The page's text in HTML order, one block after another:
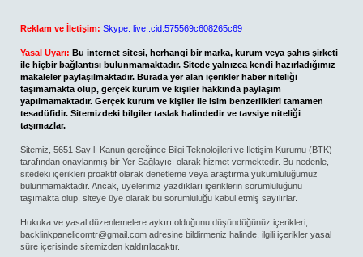
Reklam ve İletişim: Skype: live:.cid.575569c608265c69
Yasal Uyarı: Bu internet sitesi, herhangi bir marka, kurum veya şahıs şirketi
ile hiçbir bağlantısı bulunmamaktadır. Sitede yalnızca kendi hazırladığımız
makaleler paylaşılmaktadır. Burada yer alan içerikler haber niteliği
taşımamakta olup, gerçek kurum ve kişiler hakkında paylaşım
yapılmamaktadır. Gerçek kurum ve kişiler ile isim benzerlikleri tamamen
tesadüfidir. Sitemizdeki bilgiler taslak halindedir ve tavsiye niteliği
taşımazlar.
Sitemiz, 5651 Sayılı Kanun gereğince Bilgi Teknolojileri ve İletişim Kurumu (BTK)
tarafından onaylanmış bir Yer Sağlayıcı olarak hizmet vermektedir. Bu nedenle,
sitedeki içerikleri proaktif olarak denetleme veya araştırma yükümlülüğümüz
bulunmamaktadır. Ancak, üyelerimiz yazdıkları içeriklerin sorumluluğunu
taşımakta olup, siteye üye olarak bu sorumluluğu kabul etmiş sayılırlar.
Hukuka ve yasal düzenlemelere aykırı olduğunu düşündüğünüz içerikleri,
backlinkpanelicomtr@gmail.com adresine bildirmeniz halinde, ilgili içerikler yasal
süre içerisinde sitemizden kaldırılacaktır.